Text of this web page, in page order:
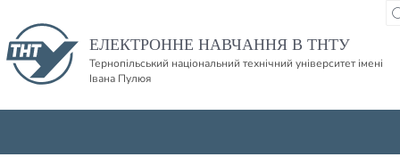
ЕЛЕКТРОННЕ НАВЧАННЯ В ТНТУ
Тернопільський національний технічний університет імені
Івана Пулюя